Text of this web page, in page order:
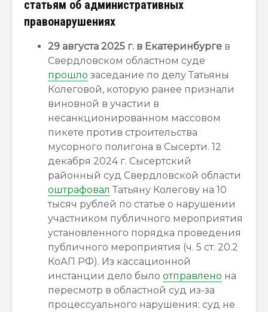
статьям об административных
правонарушениях
29 августа 2025 г. в Екатеринбурге в
Свердловском областном суде
прошло заседание по делу Татьяны
Колеговой, которую ранее признали
виновной в участии в
несанкционированном массовом
пикете против строительства
мусорного полигона в Сысерти. 12
декабря 2024 г. Сысертский
районный суд Свердловской области
оштрафовал Татьяну Колегову на 10
тысяч рублей по статье о нарушении
участником публичного мероприятия
установленного порядка проведения
публичного мероприятия (ч. 5 ст. 20.2
КоАП РФ). Из кассационной
инстанции дело было отправлено на
пересмотр в областной суд из-за
процессуального нарушения: суд не